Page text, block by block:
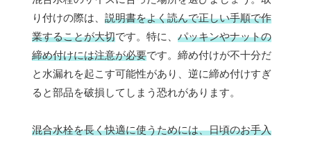
り付けの際は、 説明書をよく読んで正しい手順で作
業することが大切です。特に、 パッキンやナットの
締め付けには注意が必要です。締め付けが不十分だ
と水漏れを起こす可能性があり、逆に締め付けすぎ
ると部品を破損してしまう恐れがあります。
混合水栓を長く快適に使うためには、日頃のお手入